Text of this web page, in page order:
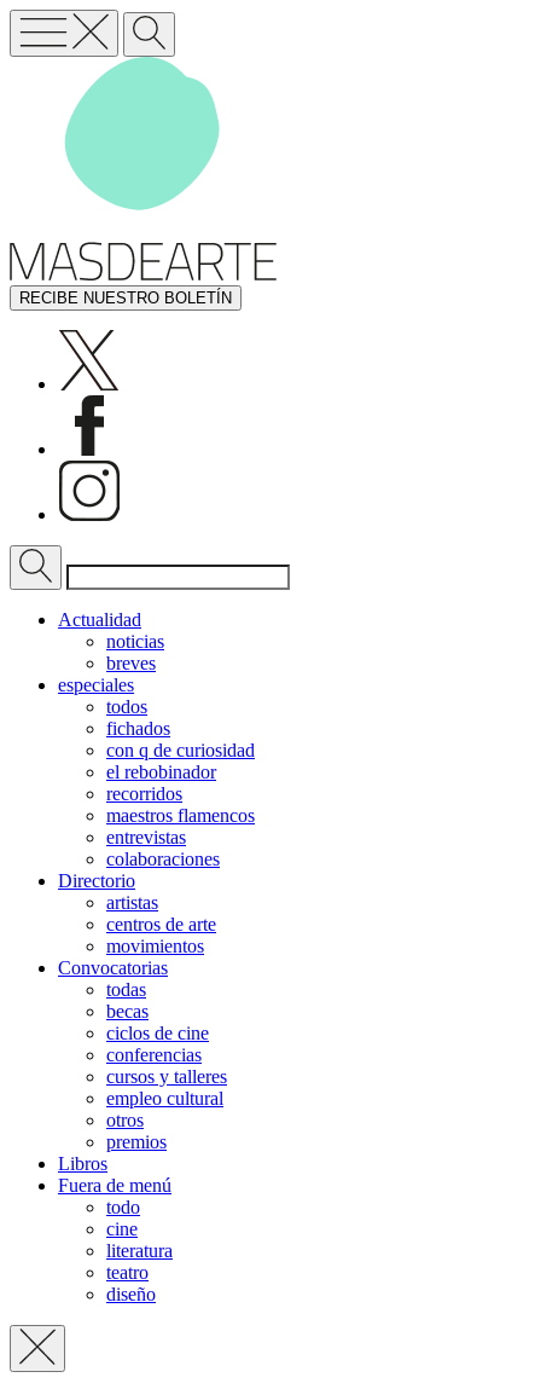
RECIBE NUESTRO BOLETÍN
Actualidad
noticias
breves
especiales
todos
fichados
con q de curiosidad
el rebobinador
recorridos
maestros flamencos
entrevistas
colaboraciones
Directorio
artistas
centros de arte
movimientos
Convocatorias
todas
becas
ciclos de cine
conferencias
cursos y talleres
empleo cultural
otros
premios
Libros
Fuera de menú
todo
cine
literatura
teatro
diseño